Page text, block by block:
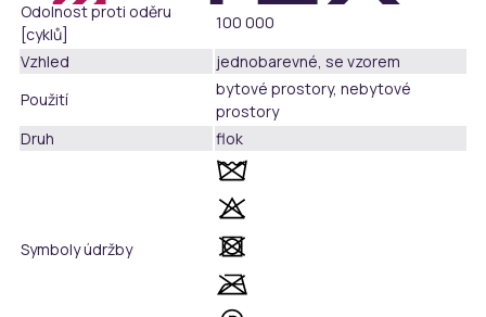
Odolnost proti oděru
[cyklů]
100 000
Vzhled
jednobarevné, se vzorem
Použití
bytové prostory, nebytové
prostory
Druh
flok
Symboly údržby